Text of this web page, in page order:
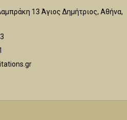
13 Άγιος Δημήτριος, Αθήνα,